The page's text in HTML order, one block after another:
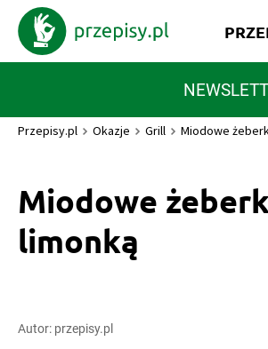
Przepisy.pl Okazje Grill Miodowe
Miodowe
limonką
Autor: przepisy.pl